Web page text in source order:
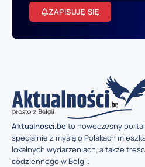
ZAPISUJĘ SIĘ
Aktualnosci.beto nowoczesny
specjalnie z myślą o Polakach
lokalnych wydarzeniach, a także
codziennego w Belgii.